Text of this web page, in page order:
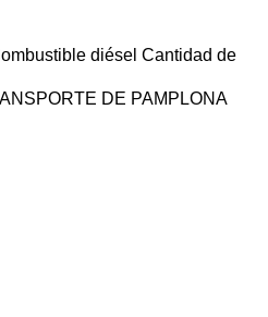
diésel Cantidad de
DE PAMPLONA